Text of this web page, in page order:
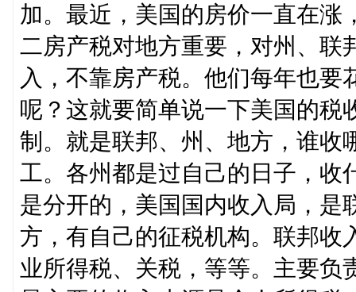
加。最近，美国的房价一直在涨
二房产税对地方重要，对州、联
入，不靠房产税。他们每年也
呢？这就要简单说一下美国的税
制。就是联邦、州、地方，谁收
工。各州都是过自己的日子，收
是分开的，美国国内收入局，是
方，有自己的征税机构。联邦收
业所得税、关税，等等。主要负